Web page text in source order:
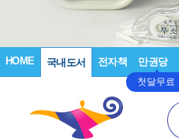
HOME 국내도서 전자책 만권당
첫달무료